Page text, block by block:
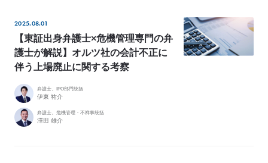
EN
2025.08.01
【東証出身弁護士×危機管理専門の弁
護士が解説】オルツ社の会計不正に
伴う上場廃止に関する考察
弁護士、IPO部門統括
伊東 祐介
弁護士、危機管理・不祥事統括
澤田 雄介